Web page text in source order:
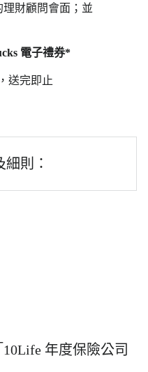
財顧問會面；並
電子禮券*
送完即止
則：
年度保險公司